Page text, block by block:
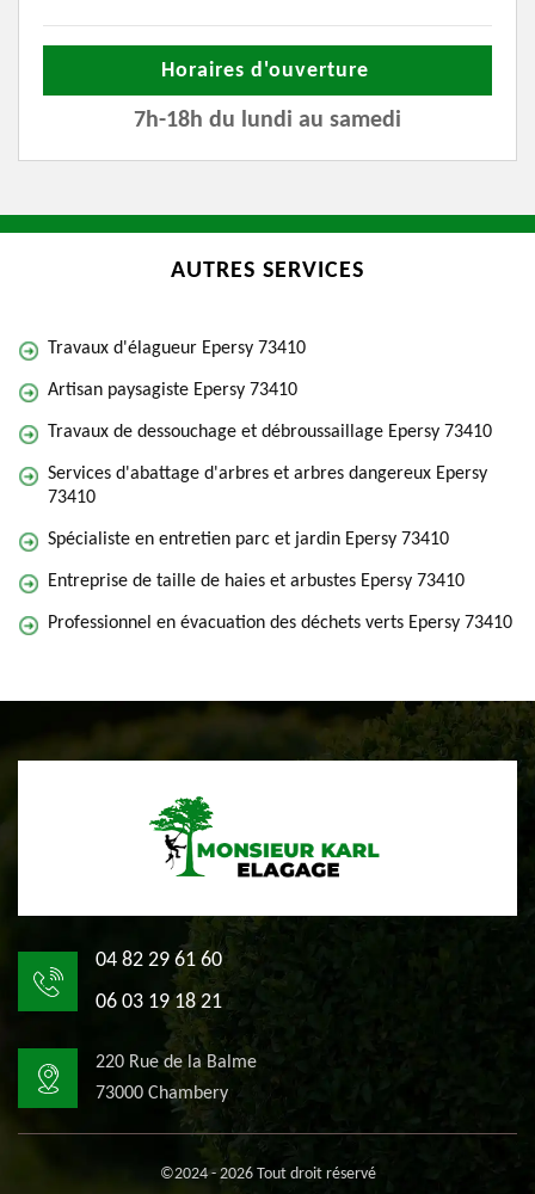
Horaires d'ouverture
7h-18h du lundi au samedi
AUTRES SERVICES
Travaux d'élagueur Epersy 73410
Artisan paysagiste Epersy 73410
Travaux de dessouchage et débroussaillage Epersy 73410
Services d'abattage d'arbres et arbres dangereux Epersy
73410
Spécialiste en entretien parc et jardin Epersy 73410
Entreprise de taille de haies et arbustes Epersy 73410
Professionnel en évacuation des déchets verts Epersy 73410
04 82 29 61 60
06 03 19 18 21
220 Rue de la Balme
73000 Chambery
©2024 - 2026 Tout droit réservé